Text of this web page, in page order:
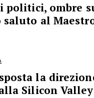
politici, ombre
al
la
Silicon Valley